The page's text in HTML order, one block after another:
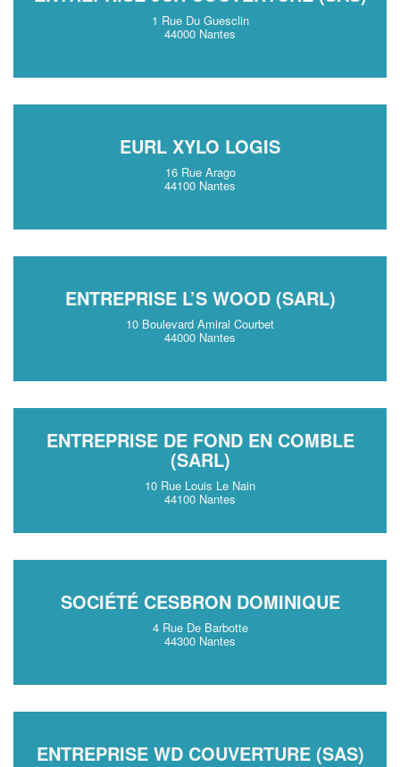
1 Rue Du Guesclin
44000 Nantes
EURL XYLO LOGIS
16 Rue Arago
44100 Nantes
ENTREPRISE L’S WOOD (SARL)
10 Boulevard Amiral Courbet
44000 Nantes
ENTREPRISE DE FOND EN COMBLE
(SARL)
10 Rue Louis Le Nain
44100 Nantes
SOCIÉTÉ CESBRON DOMINIQUE
4 Rue De Barbotte
44300 Nantes
ENTREPRISE WD COUVERTURE (SAS)